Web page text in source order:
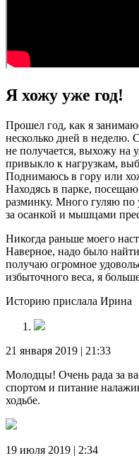
Я хожу уже год!
Прошел год, как я
несколько дней в неделю.
не получается, выхожу на
привыкло к нагрузкам,
Поднимаюсь в гору или
Находясь в парке,
разминку. Много гуляю по
за осанкой и мышцами
Никогда раньше моего
Наверное, надо было
получаю огромное
избыточного веса, я
Историю прислала Ирина
21 января 2019 | 21:33
Молодцы! Очень рада за
спортом и питание
ходьбе.
19 июля 2019 | 2:34